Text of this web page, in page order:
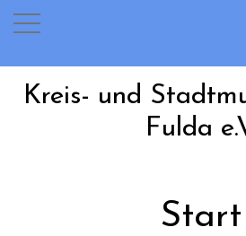
Kreis- und
Fulda
Start